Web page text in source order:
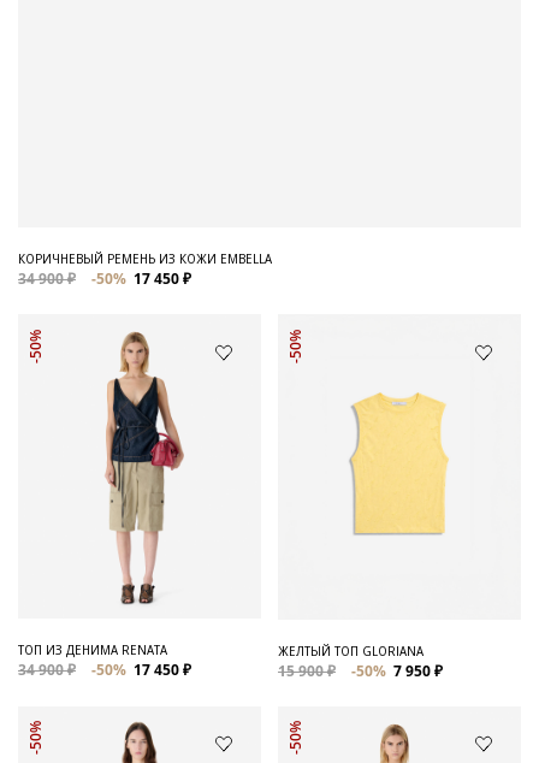
КОРИЧНЕВЫЙ РЕМЕНЬ ИЗ КОЖИ EMBELLA
34 900 ₽ -50% 17 450 ₽
-50%
ТОП ИЗ ДЕНИМА RENATA
34 900 ₽ -50% 17 450 ₽
-50%
ЖЕЛТЫЙ ТОП GLORIANA
15 900 ₽ -50% 7 950 ₽
-50% -50%